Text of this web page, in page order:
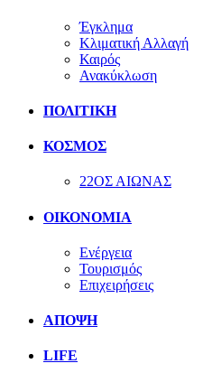
Έγκλημα
Κλιματική Αλλαγή
Καιρός
Ανακύκλωση
ΠΟΛΙΤΙΚΗ
ΚΟΣΜΟΣ
22ΟΣ ΑΙΩΝΑΣ
ΟΙΚΟΝΟΜΙΑ
Ενέργεια
Τουρισμός
Επιχειρήσεις
ΑΠΟΨΗ
LIFE